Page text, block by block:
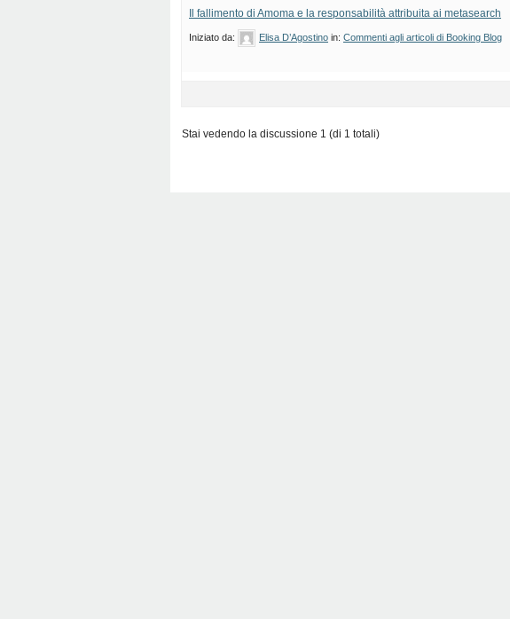
Il fallimento di Amoma e la responsabilità attribuita ai metasearch
Iniziato da: Elisa D’Agostino in: Commenti agli articoli di Booking Blog
Stai vedendo la discussione 1 (di 1 totali)